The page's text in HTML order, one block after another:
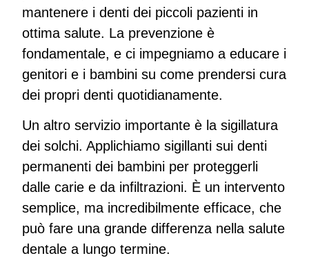
mantenere i denti dei piccoli pazienti in
ottima salute. La prevenzione è
fondamentale, e ci impegniamo a educare i
genitori e i bambini su come prendersi cura
dei propri denti quotidianamente.
Un altro servizio importante è la sigillatura
dei solchi. Applichiamo sigillanti sui denti
permanenti dei bambini per proteggerli
dalle carie e da infiltrazioni. È un intervento
semplice, ma incredibilmente efficace, che
può fare una grande differenza nella salute
dentale a lungo termine.